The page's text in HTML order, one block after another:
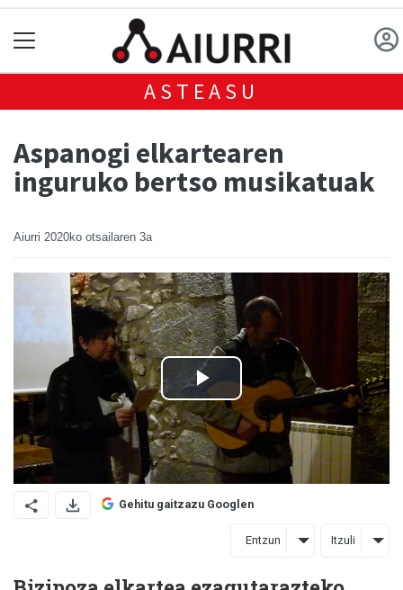
ASTEASU
Aspanogi elkartearen
inguruko bertso musikatuak
Aiurri 2020ko otsailaren 3a
Gehitu gaitzazu Googlen
Entzun Itzuli